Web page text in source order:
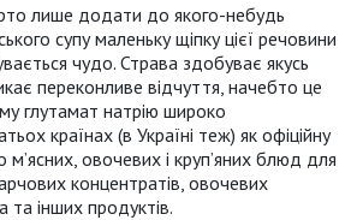
лише додати до якого-небудь
супу маленьку щіпку цієї речовини
чудо. Страва здобуває якусь
переконливе відчуття, начебто це
глутамат натрію широко
країнах (в Україні теж) як офіційну
овочевих і круп’яних блюд для
концентратів, овочевих
та інших продуктів.